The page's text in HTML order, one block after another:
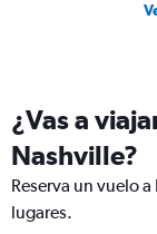
¿Vas a
Nashville?
Reserva un vuelo
lugares.